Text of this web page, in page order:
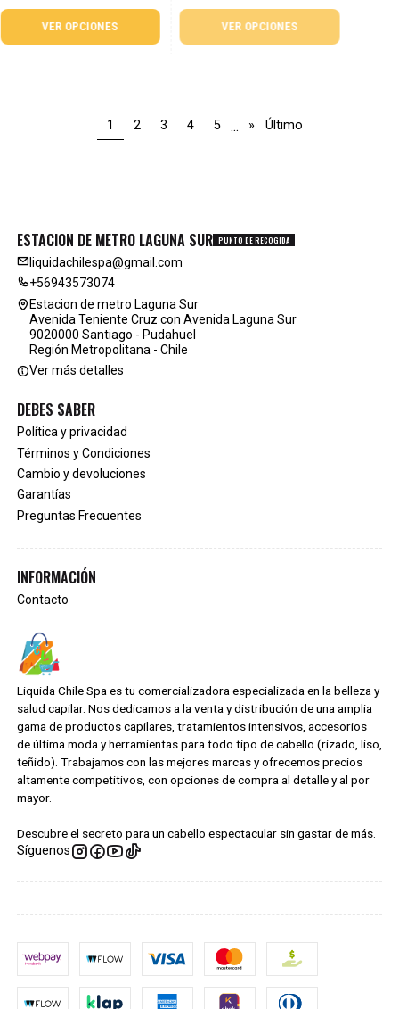
VER OPCIONES VER OPCIONES
1 2 3 4 5 ... » Último
ESTACION DE METRO LAGUNA SUR PUNTO DE RECOGIDA
liquidachilespa@gmail.com
+56943573074
Estacion de metro Laguna Sur
Avenida Teniente Cruz con Avenida Laguna Sur
9020000 Santiago - Pudahuel
Región Metropolitana - Chile
Ver más detalles
DEBES SABER
Política y privacidad
Términos y Condiciones
Cambio y devoluciones
Garantías
Preguntas Frecuentes
INFORMACIÓN
Contacto
Liquida Chile Spa es tu comercializadora especializada en la belleza y
salud capilar. Nos dedicamos a la venta y distribución de una amplia
gama de productos capilares, tratamientos intensivos, accesorios
de última moda y herramientas para todo tipo de cabello (rizado, liso,
teñido). Trabajamos con las mejores marcas y ofrecemos precios
altamente competitivos, con opciones de compra al detalle y al por
mayor.
Descubre el secreto para un cabello espectacular sin gastar de más.
Síguenos